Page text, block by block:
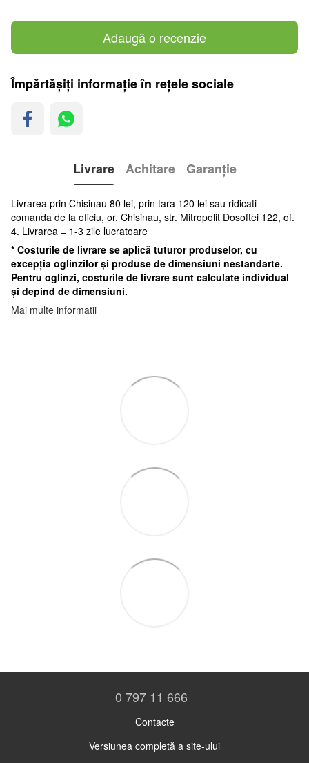
Adaugă o recenzie
Împărtășiți informație în rețele sociale
Livrare Achitare Garanție
Livrarea prin Chisinau 80 lei, prin tara 120 lei sau ridicati
comanda de la oficiu, or. Chisinau, str. Mitropolit Dosoftei 122, of.
4. Livrarea = 1-3 zile lucratoare
* Costurile de livrare se aplică tuturor produselor, cu
excepția oglinzilor și produse de dimensiuni nestandarte.
Pentru oglinzi, costurile de livrare sunt calculate individual
și depind de dimensiuni.
Mai multe informatii
0 797 11 666
Contacte
Versiunea completă a site-ului